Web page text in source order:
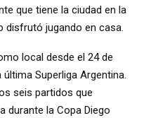
que tiene la ciudad en la
disfrutó jugando en casa.
local desde el 24 de
Superliga Argentina.
seis partidos que
durante la Copa Diego